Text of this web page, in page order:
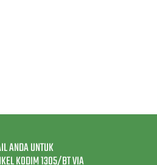
ANDA UNTUK
KODIM 1305/BT VIA